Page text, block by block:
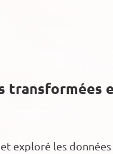
transformées
exploré les